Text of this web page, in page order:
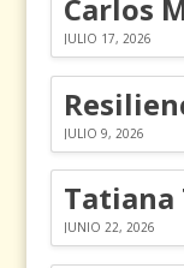
JULIO 17, 2026
JULIO 9, 2026
JUNIO 22, 2026